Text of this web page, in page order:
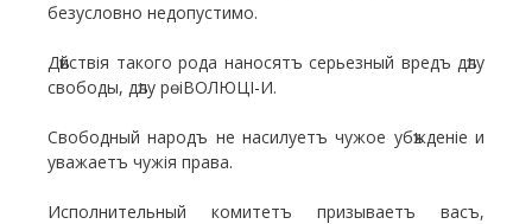
безусловно недопустимо.
Дѣйствія такого рода наносятъ серьезный вредъ дѣлу
свободы, дѣлу рѳіВОЛЮЦІ-И.
Свободный народъ не насилуетъ чужое убѣжденіе и
уважаетъ чужія права.
Исполнительный комитетъ призываетъ васъ,